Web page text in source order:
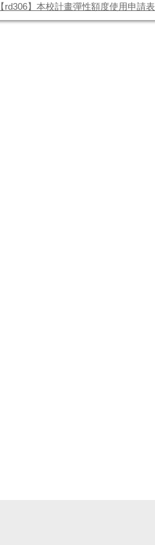
【rd306】本校計畫彈性額度使用申請表